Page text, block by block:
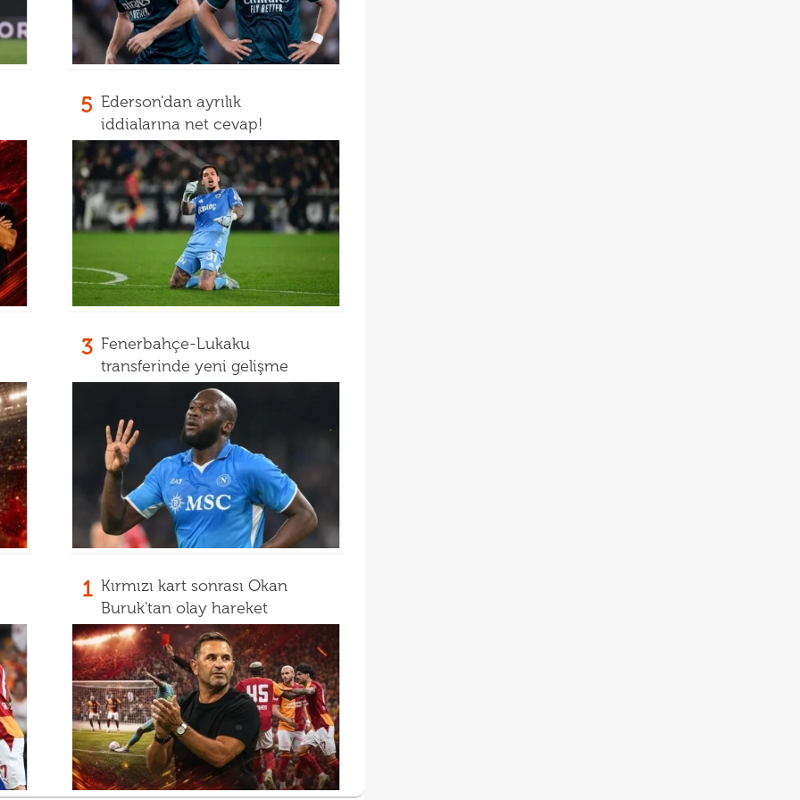
5 Ederson'dan ayrılık
iddialarına net cevap!
3 Fenerbahçe-Lukaku
transferinde yeni gelişme
1 Kırmızı kart sonrası Okan
Buruk'tan olay hareket